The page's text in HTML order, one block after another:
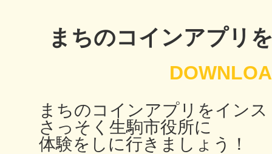
まちのコインアプリ
まちのコインアプリをイン
さっそく生駒市役所に
体験をしに行きましょう！
滋賀県